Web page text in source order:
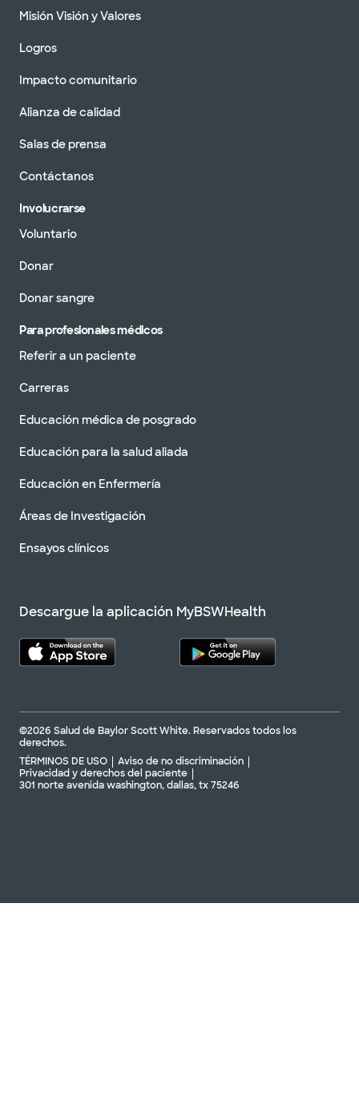
Misión Visión y Valores
Logros
Impacto comunitario
Alianza de calidad
Salas de prensa
Contáctanos
Involucrarse
Voluntario
Donar
Donar sangre
Para profesionales médicos
Referir a un paciente
Carreras
Educación médica de posgrado
Educación para la salud aliada
Educación en Enfermería
Áreas de Investigación
Ensayos clínicos
Descargue la aplicación MyBSWHealth
©2026 Salud de Baylor Scott White. Reservados todos los
derechos.
TÉRMINOS DE USO
Aviso de no discriminación
Privacidad y derechos del paciente
301 norte avenida washington, dallas, tx 75246